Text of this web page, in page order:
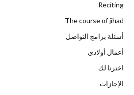
Reciting
The course of jihad
أسئلة برامج التواصل
أعمال أولادي
اخترنا لك
الإجازات